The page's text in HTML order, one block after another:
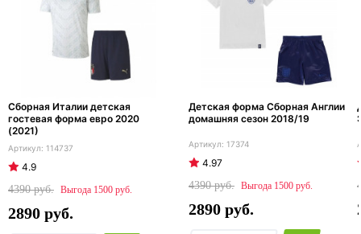
Сборная Италии детская
гостевая форма евро 2020
(2021)
114737
4.9
4390
1500
2890
Детская форма Сборная Англии
домашняя сезон 2018/19
17374
4.97
4390
1500
2890